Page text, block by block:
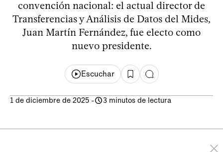
convención nacional: el actual director de
Transferencias y Análisis de Datos del Mides,
Juan Martín Fernández, fue electo como
nuevo presidente.
Escuchar
1 de diciembre de 2025 - 3 minutos de lectura